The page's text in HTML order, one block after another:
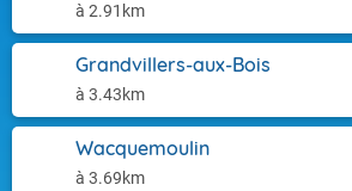
à 2.91km
Grandvillers-aux-Bois
à 3.43km
Wacquemoulin
à 3.69km